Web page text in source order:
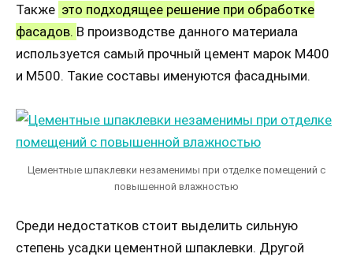
Также это подходящее решение при обработке
фасадов. В производстве данного материала
используется самый прочный цемент марок М400
и М500. Такие составы именуются фасадными.
Цементные шпаклевки незаменимы при отделке помещений с
повышенной влажностью
Среди недостатков стоит выделить сильную
степень усадки цементной шпаклевки. Другой